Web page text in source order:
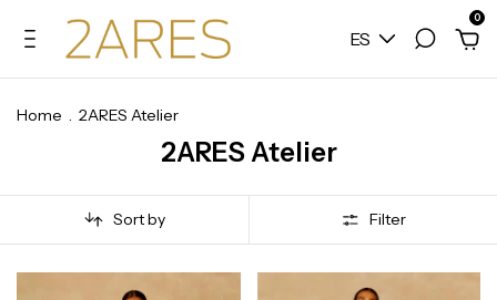
ES
0
Home . 2ARES Atelier
2ARES Atelier
Sort by Filter